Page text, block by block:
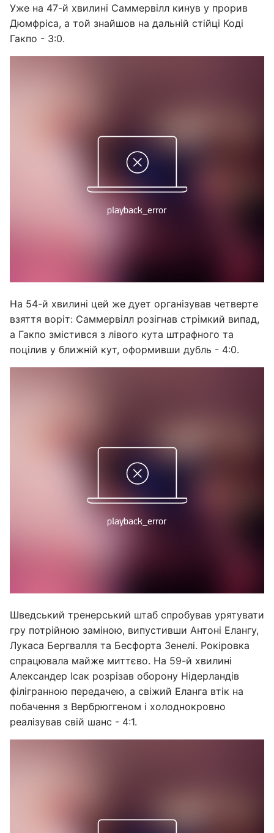
Уже на 47-й хвилині Саммервілл кинув у прорив
Дюмфріса, а той знайшов на дальній стійці Коді
Гакпо - 3:0.
На 54-й хвилині цей же дует організував четверте
взяття воріт: Саммервілл розігнав стрімкий випад,
а Гакпо змістився з лівого кута штрафного та
поцілив у ближній кут, оформивши дубль - 4:0.
Шведський тренерський штаб спробував урятувати
гру потрійною заміною, випустивши Антоні Елангу,
Лукаса Бергвалля та Бесфорта Зенелі. Рокіровка
спрацювала майже миттєво. На 59-й хвилині
Александер Ісак розрізав оборону Нідерландів
філігранною передачею, а свіжий Еланга втік на
побачення з Вербрюггеном і холоднокровно
реалізував свій шанс - 4:1.